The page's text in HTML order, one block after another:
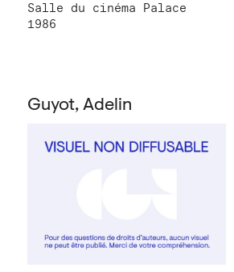
Salle du cinéma Palace
1986
Guyot, Adelin